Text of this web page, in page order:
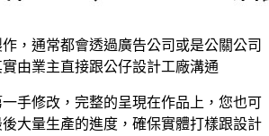
，通常都會透過廣告公司或是公關公司
由業主直接跟公仔設計工廠溝通
手修改，完整的呈現在作品上，您也可
大量生產的進度，確保實體打樣跟設計